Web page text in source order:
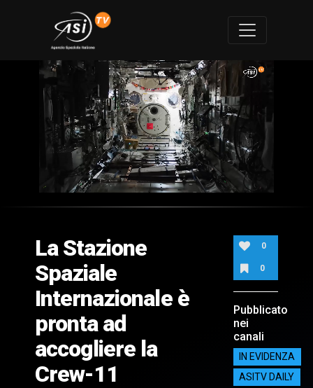
of
33
seconds
La Stazione
Spaziale
Internazionale è
pronta ad
accogliere la
Crew-11
0
0
Pubblicato
nei
canali
IN EVIDENZA
ASITV DAILY